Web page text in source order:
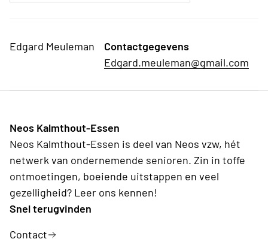
Edgard Meuleman
Contactgegevens
Edgard.meuleman@gmail.com
Neos Kalmthout-Essen
Neos Kalmthout-Essen is deel van Neos vzw, hét
netwerk van ondernemende senioren. Zin in toffe
ontmoetingen, boeiende uitstappen en veel
gezelligheid? Leer ons kennen!
Snel terugvinden
Contact